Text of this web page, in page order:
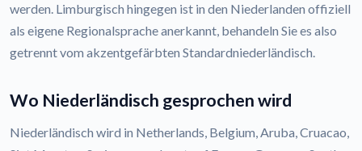
werden. Limburgisch hingegen ist in den Niederlanden offiziell
als eigene Regionalsprache anerkannt, behandeln Sie es also
getrennt vom akzentgefärbten Standardniederländisch.
Wo Niederländisch gesprochen wird
Niederländisch wird in Netherlands, Belgium, Aruba, Cruacao,